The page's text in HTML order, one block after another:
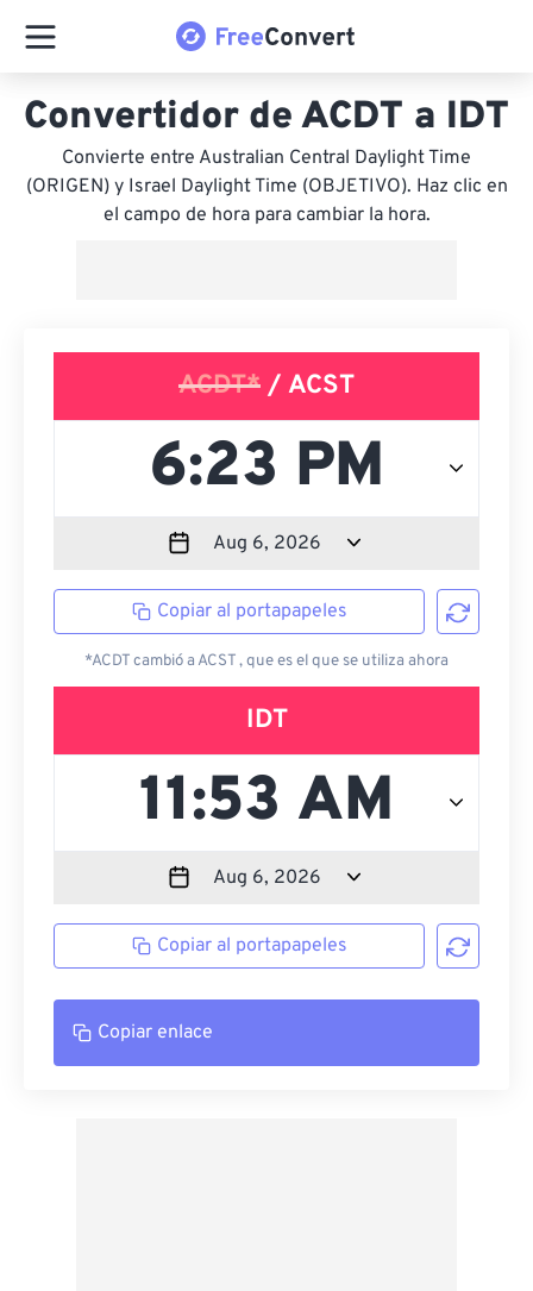
Convertidor de ACDT a IDT
Convierte entre Australian Central Daylight Time
(ORIGEN) y Israel Daylight Time (OBJETIVO). Haz clic en
el campo de hora para cambiar la hora.
ACDT* / ACST
Copiar al portapapeles
*ACDT cambió a ACST , que es el que se utiliza ahora
IDT
Copiar al portapapeles
Copiar enlace